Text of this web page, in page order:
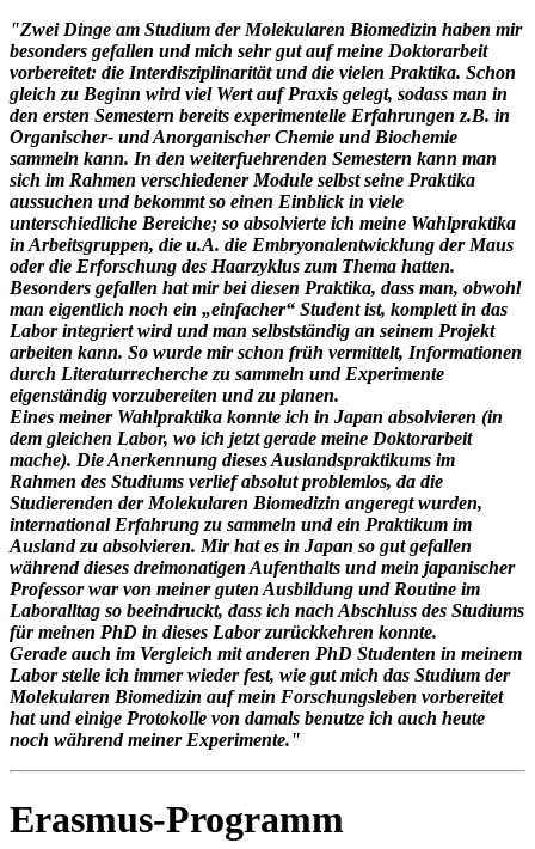
"Zwei Dinge am Studium der Molekularen Biomedizin haben mir
besonders gefallen und mich sehr gut auf meine Doktorarbeit
vorbereitet: die Interdisziplinarität und die vielen Praktika. Schon
gleich zu Beginn wird viel Wert auf Praxis gelegt, sodass man in
den ersten Semestern bereits experimentelle Erfahrungen z.B. in
Organischer- und Anorganischer Chemie und Biochemie
sammeln kann. In den weiterfuehrenden Semestern kann man
sich im Rahmen verschiedener Module selbst seine Praktika
aussuchen und bekommt so einen Einblick in viele
unterschiedliche Bereiche; so absolvierte ich meine Wahlpraktika
in Arbeitsgruppen, die u.A. die Embryonalentwicklung der Maus
oder die Erforschung des Haarzyklus zum Thema hatten.
Besonders gefallen hat mir bei diesen Praktika, dass man, obwohl
man eigentlich noch ein „einfacher“ Student ist, komplett in das
Labor integriert wird und man selbstständig an seinem Projekt
arbeiten kann. So wurde mir schon früh vermittelt, Informationen
durch Literaturrecherche zu sammeln und Experimente
eigenständig vorzubereiten und zu planen.
Eines meiner Wahlpraktika konnte ich in Japan absolvieren (in
dem gleichen Labor, wo ich jetzt gerade meine Doktorarbeit
mache). Die Anerkennung dieses Auslandspraktikums im
Rahmen des Studiums verlief absolut problemlos, da die
Studierenden der Molekularen Biomedizin angeregt wurden,
international Erfahrung zu sammeln und ein Praktikum im
Ausland zu absolvieren. Mir hat es in Japan so gut gefallen
während dieses dreimonatigen Aufenthalts und mein japanischer
Professor war von meiner guten Ausbildung und Routine im
Laboralltag so beeindruckt, dass ich nach Abschluss des Studiums
für meinen PhD in dieses Labor zurückkehren konnte.
Gerade auch im Vergleich mit anderen PhD Studenten in meinem
Labor stelle ich immer wieder fest, wie gut mich das Studium der
Molekularen Biomedizin auf mein Forschungsleben vorbereitet
hat und einige Protokolle von damals benutze ich auch heute
noch während meiner Experimente."
Erasmus-Programm